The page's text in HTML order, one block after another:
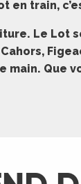
en train,
Le Lot
main. Que